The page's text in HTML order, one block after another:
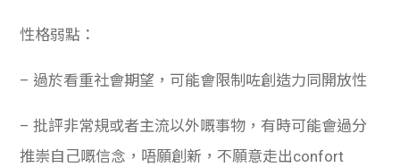
性格弱點：
– 過於看重社會期望，可能會限制咗創造力同開放性
– 批評非常規或者主流以外嘅事物，有時可能會過分
推崇自己嘅信念，唔願創新，不願意走出confort